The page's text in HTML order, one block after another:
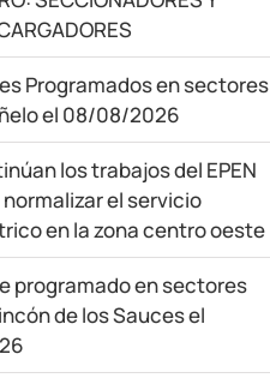
Programados en sectores
el 08/08/2026
los trabajos del EPEN
normalizar el servicio
en la zona centro oeste
programado en sectores
de los Sauces el